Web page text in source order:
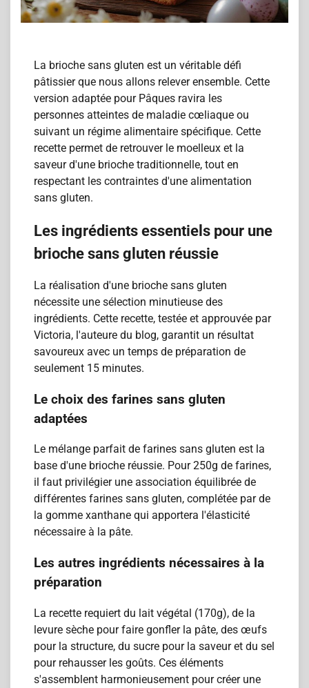
La brioche sans gluten est un véritable défi
pâtissier que nous allons relever ensemble. Cette
version adaptée pour Pâques ravira les
personnes atteintes de maladie cœliaque ou
suivant un régime alimentaire spécifique. Cette
recette permet de retrouver le moelleux et la
saveur d'une brioche traditionnelle, tout en
respectant les contraintes d'une alimentation
sans gluten.
Les ingrédients essentiels pour une
brioche sans gluten réussie
La réalisation d'une brioche sans gluten
nécessite une sélection minutieuse des
ingrédients. Cette recette, testée et approuvée par
Victoria, l'auteure du blog, garantit un résultat
savoureux avec un temps de préparation de
seulement 15 minutes.
Le choix des farines sans gluten
adaptées
Le mélange parfait de farines sans gluten est la
base d'une brioche réussie. Pour 250g de farines,
il faut privilégier une association équilibrée de
différentes farines sans gluten, complétée par de
la gomme xanthane qui apportera l'élasticité
nécessaire à la pâte.
Les autres ingrédients nécessaires à la
préparation
La recette requiert du lait végétal (170g), de la
levure sèche pour faire gonfler la pâte, des œufs
pour la structure, du sucre pour la saveur et du sel
pour rehausser les goûts. Ces éléments
s'assemblent harmonieusement pour créer une